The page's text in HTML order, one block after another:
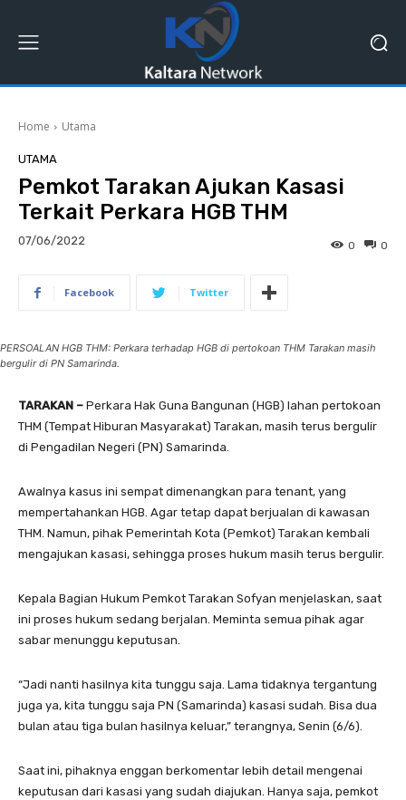
Home Utama
UTAMA
Pemkot Tarakan Ajukan Kasasi
Terkait Perkara HGB THM
07/06/2022 0
0
Facebook Twitter
PERSOALAN HGB THM: Perkara terhadap HGB di pertokoan THM Tarakan masih
bergulir di PN Samarinda.
TARAKAN – Perkara Hak Guna Bangunan (HGB) lahan pertokoan
THM (Tempat Hiburan Masyarakat) Tarakan, masih terus bergulir
di Pengadilan Negeri (PN) Samarinda.
Awalnya kasus ini sempat dimenangkan para tenant, yang
mempertahankan HGB. Agar tetap dapat berjualan di kawasan
THM. Namun, pihak Pemerintah Kota (Pemkot) Tarakan kembali
mengajukan kasasi, sehingga proses hukum masih terus bergulir.
Kepala Bagian Hukum Pemkot Tarakan Sofyan menjelaskan, saat
ini proses hukum sedang berjalan. Meminta semua pihak agar
sabar menunggu keputusan.
“Jadi nanti hasilnya kita tunggu saja. Lama tidaknya tergantung
juga ya, kita tunggu saja PN (Samarinda) kasasi sudah. Bisa dua
bulan atau tiga bulan hasilnya keluar,” terangnya, Senin (6/6).
Saat ini, pihaknya enggan berkomentar lebih detail mengenai
keputusan dari kasasi yang sudah diajukan. Hanya saja, pemkot